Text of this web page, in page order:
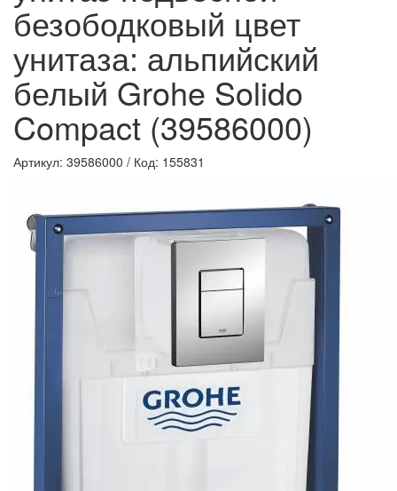
безободковый цвет
унитаза: альпийский
белый Grohe Solido
Compact (39586000)
Артикул: 39586000 / Код: 155831